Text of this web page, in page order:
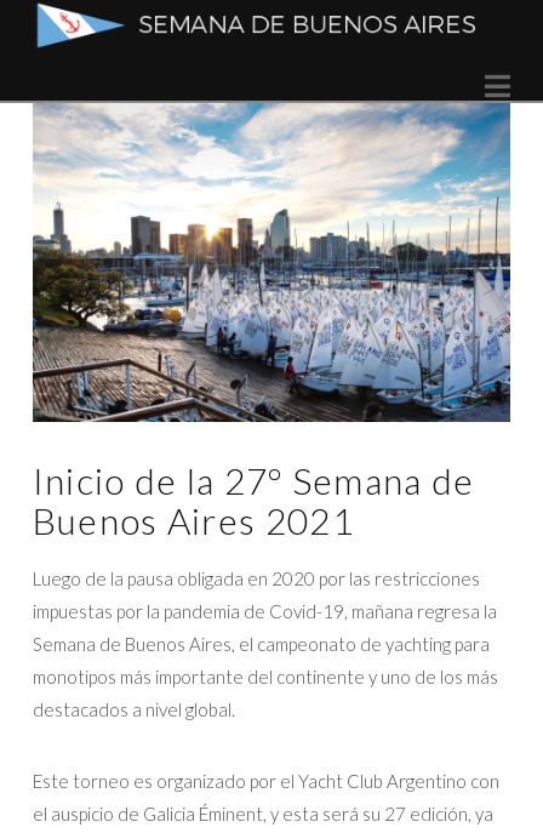
Semana
de
Buenos
Aires
Inicio de la 27º Semana de
Buenos Aires 2021
Luego de la pausa obligada en 2020 por las restricciones
impuestas por la pandemia de Covid-19, mañana regresa la
Semana de Buenos Aires, el campeonato de yachting para
monotipos más importante del continente y uno de los más
destacados a nivel global.
Este torneo es organizado por el Yacht Club Argentino con
el auspicio de Galicia Éminent, y esta será su 27 edición, ya